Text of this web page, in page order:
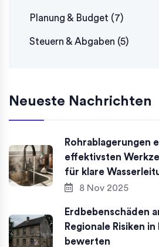
Planung & Budget (7)
Steuern & Abgaben (5)
Neueste Nachrichten
Rohrablagerungen
effektivsten
für klare
8 Nov 2025
Erdbebenschäden
Regionale Risiken
bewerten